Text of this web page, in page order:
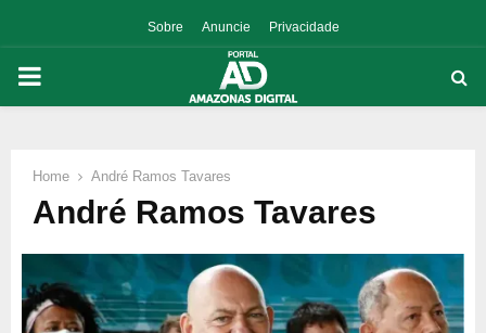
Sobre Anuncie Privacidade
PRIMARY
Home André Ramos Tavares
André Ramos Tavares